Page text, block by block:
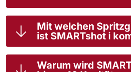
Mit welchen
ist SMARTshot i
Warum wird